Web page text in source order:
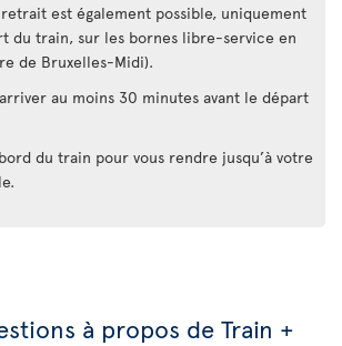
retrait est également possible, uniquement
du train, sur les bornes libre-service en
de Bruxelles-Midi).
au moins 30 minutes avant le départ
du train pour vous rendre jusqu’à votre
à propos de Train +